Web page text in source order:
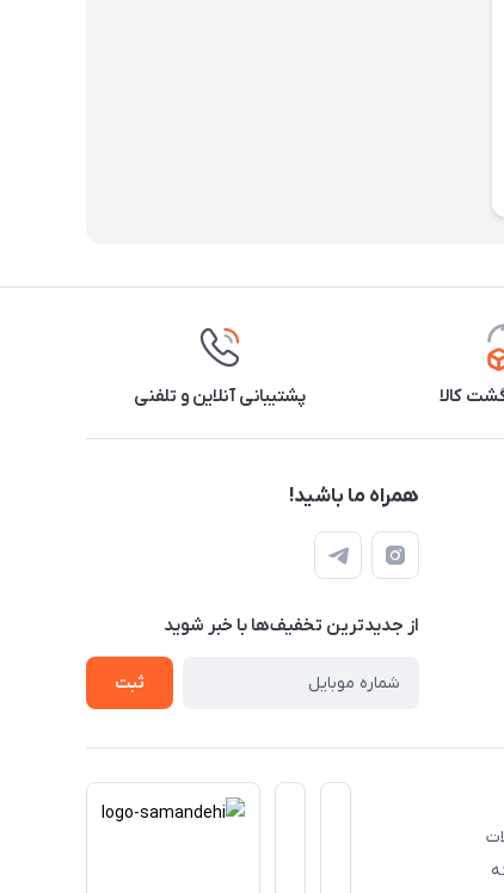
کالا پشتیبانی آنلاین و تلفنی
همراه ما باشید!
از جدید‌ترین تخفیف‌ها با‌ خبر شوید
ثبت